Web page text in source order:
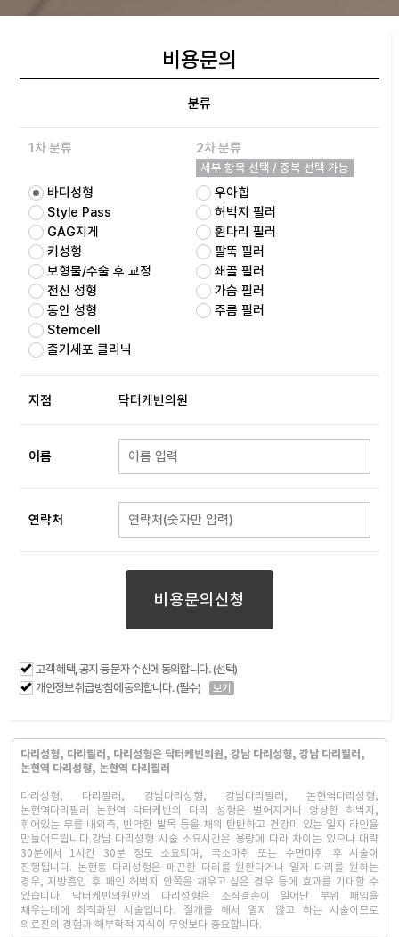
비용문의
분류
1차 분류
바디성형
Style Pass
GAG지게
키성형
보형물/수술 후 교정
전신 성형
동안 성형
Stemcell
줄기세포 클리닉
2차 분류
세부 항목 선택 / 중복 선택 가능
우아힙
허벅지 필러
휜다리 필러
팔뚝 필러
쇄골 필러
가슴 필러
주름 필러
지점 닥터케빈의원
이름
연락처
비용문의신청
고객 혜택, 공지 등 문자 수신에 동의합니다. (선택)
개인정보 취급방침에 동의합니다. (필수)
보기
다리성형, 다리필러, 다리성형은 닥터케빈의원, 강남 다리성형, 강남 다리필러,
논현역 다리성형, 논현역 다리필러
다리성형, 다리필러, 강남다리성형, 강남다리필러, 논현역다리성형,
논현역다리필러 논현역 닥터케빈의 다리 성형은 벌어지거나 앙상한 허벅지,
휘어있는 무릎 내외측, 빈약한 발목 등을 채워 탄탄하고 건강미 있는 일자 라인을
만들어드립니다.강남 다리성형 시술 소요시간은 용량에 따라 차이는 있으나 대략
30분에서 1시간 30분 정도 소요되며, 국소마취 또는 수면마취 후 시술이
진행됩니다. 논현동 다리성형은 매끈한 다리를 원한다거나 일자 다리를 원하는
경우, 지방흡입 후 패인 허벅지 안쪽을 채우고 싶은 경우 등에 효과를 기대할 수
있습니다. 닥터케빈의원만의 다리성형은 조직결손이 일어난 부위 패임을
채우는데에 최적화된 시술입니다. 절개를 해서 열지 않고 하는 시술이므로
의료진의 경험과 해부학적 지식이 무엇보다 중요합니다.